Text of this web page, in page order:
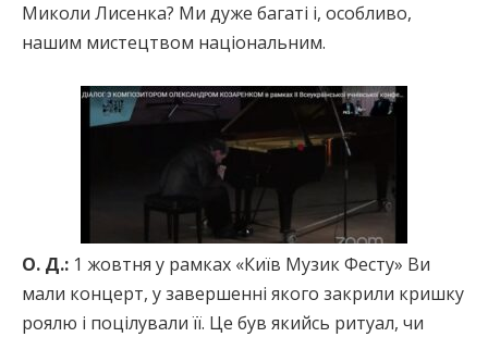
Миколи Лисенка? Ми дуже багаті і, особливо,
нашим мистецтвом національним.
О. Д.: 1 жовтня у рамках «Київ Музик Фесту» Ви
мали концерт, у завершенні якого закрили кришку
роялю і поцілували її. Це був якийсь ритуал, чи